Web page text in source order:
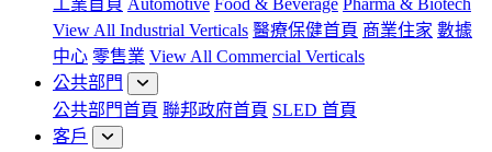
View All Industrial Verticals 醫療保健首頁 商業住家 數據
中心 零售業 View All Commercial Verticals
公共部門
公共部門首頁 聯邦政府首頁 SLED 首頁
客戶